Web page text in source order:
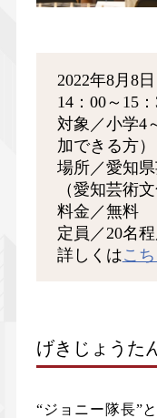
2022年8月8
14：00～15
対象／小学4
加できる方）
場所／愛知
（愛知芸術
料金／無料
定員／20名
詳しくはこ
げきじょうた
“ジョニー隊長”